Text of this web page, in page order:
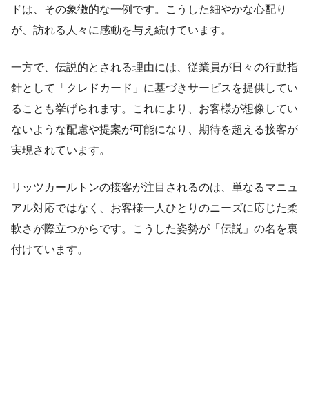
ドは、その象徴的な一例です。こうした細やかな心配り
が、訪れる人々に感動を与え続けています。
一方で、伝説的とされる理由には、従業員が日々の行動指
針として「クレドカード」に基づきサービスを提供してい
ることも挙げられます。これにより、お客様が想像してい
ないような配慮や提案が可能になり、期待を超える接客が
実現されています。
リッツカールトンの接客が注目されるのは、単なるマニュ
アル対応ではなく、お客様一人ひとりのニーズに応じた柔
軟さが際立つからです。こうした姿勢が「伝説」の名を裏
付けています。